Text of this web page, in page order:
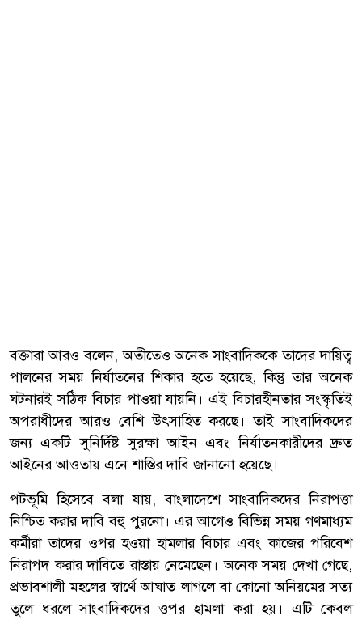
বক্তারা আরও বলেন, অতীতেও অনেক সাংবাদিককে তাদের দায়িত্ব
পালনের সময় নির্যাতনের শিকার হতে হয়েছে, কিন্তু তার অনেক
ঘটনারই সঠিক বিচার পাওয়া যায়নি। এই বিচারহীনতার সংস্কৃতিই
অপরাধীদের আরও বেশি উৎসাহিত করছে। তাই সাংবাদিকদের
জন্য একটি সুনির্দিষ্ট সুরক্ষা আইন এবং নির্যাতনকারীদের দ্রুত
আইনের আওতায় এনে শাস্তির দাবি জানানো হয়েছে।
পটভূমি হিসেবে বলা যায়, বাংলাদেশে সাংবাদিকদের নিরাপত্তা
নিশ্চিত করার দাবি বহু পুরনো। এর আগেও বিভিন্ন সময় গণমাধ্যম
কর্মীরা তাদের ওপর হওয়া হামলার বিচার এবং কাজের পরিবেশ
নিরাপদ করার দাবিতে রাস্তায় নেমেছেন। অনেক সময় দেখা গেছে,
প্রভাবশালী মহলের স্বার্থে আঘাত লাগলে বা কোনো অনিয়মের সত্য
তুলে ধরলে সাংবাদিকদের ওপর হামলা করা হয়। এটি কেবল